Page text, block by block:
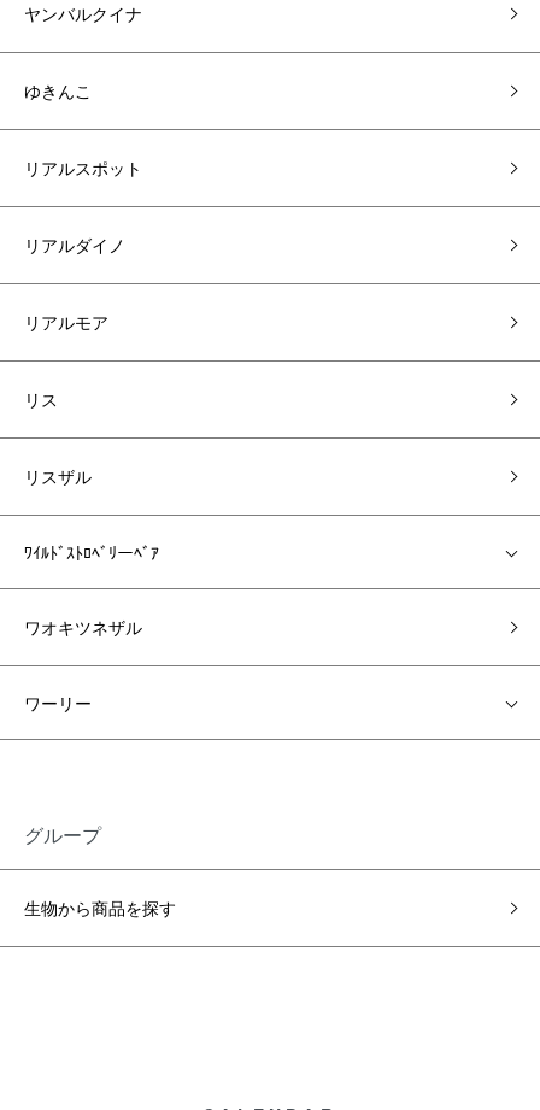
ヤンバルクイナ
ゆきんこ
リアルスポット
リアルダイノ
リアルモア
リス
リスザル
ﾜｲﾙﾄﾞｽﾄﾛﾍﾞﾘーﾍﾞｱ
ワオキツネザル
ワーリー
グループ
生物から商品を探す